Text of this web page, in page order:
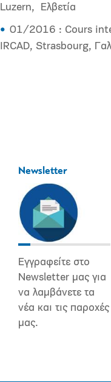
Luzern, Ελβετία
01/2016 : Cours
IRCAD, Strasbourg,
Newsletter
Εγγραφείτε στο
Newsletter μας για
να λαμβάνετε τα
νέα και τις παροχές
μας.